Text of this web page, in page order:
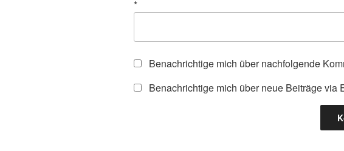
*
Benachrichtige mich über nachfolgende
Benachrichtige mich über neue Beiträge via